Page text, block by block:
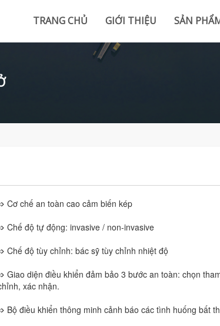
TRANG CHỦ GIỚI THIỆU SẢN
Cơ chế an toàn cao cảm biến kép
Chế độ tự động: invasive / non-invasive
Chế độ tùy chỉnh: bác sỹ tùy chỉnh nhiệt độ
Giao diện điều khiển đảm bảo 3 bước an toàn: chọn
xác nhận.
Bộ điều khiển thông minh cảnh báo các tình huống bất